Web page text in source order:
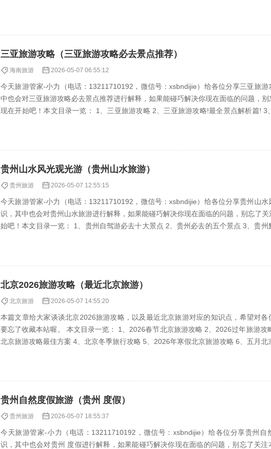
三亚旅游攻略（三亚旅游攻略必去景点推荐）
海南旅游 2026-05-07 06:55:12
今天旅游管家-小力（电话：13211710192，微信号：xsbndijie）给各位分享三亚旅游
中也会对三亚旅游攻略必去景点推荐进行解释，如果能碰巧解决你现在面临的问题，别
现在开始吧！本文目录一览： 1、三亚旅游攻略 2、三亚旅游攻略!最全景点解析篇! 3、三亚必去的几
贵州山水风光观光游（贵州山水旅游）
贵州旅游 2026-05-07 12:55:15
今天旅游管家-小力（电话：13211710192，微信号：xsbndijie）给各位分享贵州山水
识，其中也会对贵州山水旅游进行解释，如果能碰巧解决你现在面临的问题，别忘了
始吧！本文目录一览： 1、贵州自驾游必去十大景点 2、贵州必去的五个景点 3、贵州黔西哪些山水景
北京2026旅游攻略（最近北京旅游）
北京旅游 2026-05-07 14:55:20
本篇文章给大家谈谈北京2026旅游攻略，以及最近北京旅游对应的知识点，希望对各
要忘了收藏本站喔。 本文目录一览： 1、2026春节北京旅游攻略 2、2026过年旅游攻略 3、2026新年
北京旅游攻略最佳方案 4、北京冬季旅行攻略 5、2026年寒假北
贵州自然度假旅游（贵州 度假）
贵州旅游 2026-05-07 18:55:37
今天旅游管家-小力（电话：13211710192，微信号：xsbndijie）给各位分享贵州自
识，其中也会对贵州 度假进行解释，如果能碰巧解决你现在面临的问题，别忘了关注